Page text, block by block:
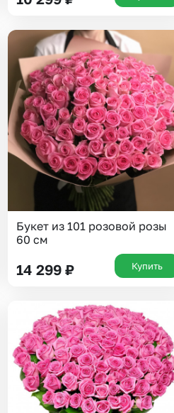
Букет из 101 розовой розы
60 см
14 299 ₽ Купить